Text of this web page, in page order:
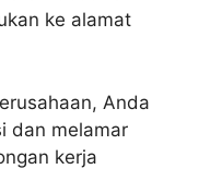
ke alamat
Anda
dan melamar
kerja